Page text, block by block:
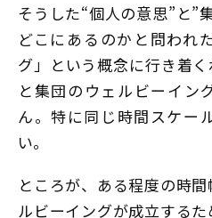
そうした“個人の意思”と”
どこにあるのかと問われ
グ」という概念に行き着
と集団のウェルビーイン
ん。特に同じ時間スケー
い。
ところが、ある程度の時
ルビーイングが成立する